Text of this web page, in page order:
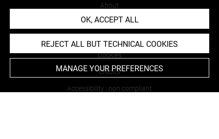
About
Contact Us
Cookies
Credits
Accessibility : non compliant
OK, ACCEPT ALL
REJECT ALL BUT TECHNICAL COOKIES
MANAGE YOUR PREFERENCES